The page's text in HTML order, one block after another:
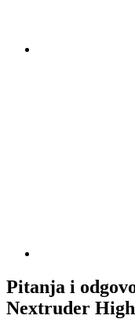
Pitanja i
Nextruder